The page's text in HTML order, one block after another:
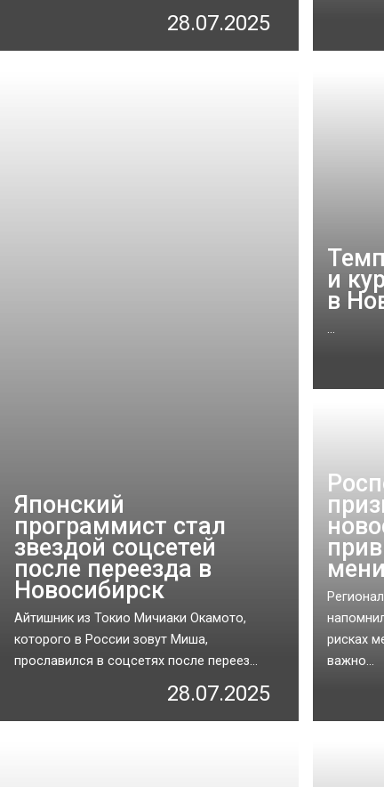
28.07.2025
Японский
программист стал
звездой соцсетей
после переезда в
Новосибирcк
Айтишник из Токио Мичиаки Окамото,
которого в России зовут Миша,
прославился в соцсетях после переез...
28.07.2025
и
в
...
рисках
важно...